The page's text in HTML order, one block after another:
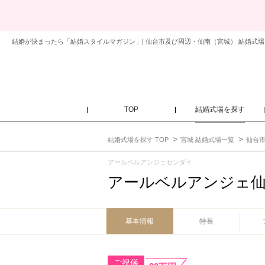
結婚が決まったら「結婚スタイルマガジン」| 仙台市及び周辺・仙南（宮城） 結婚式
TOP 結婚式場を探す
結婚式場を探す TOP 宮城 結婚式場一覧 仙台
アールベルアンジェセンダイ
アールベルアンジェ
基本情報 特長
ご祝儀